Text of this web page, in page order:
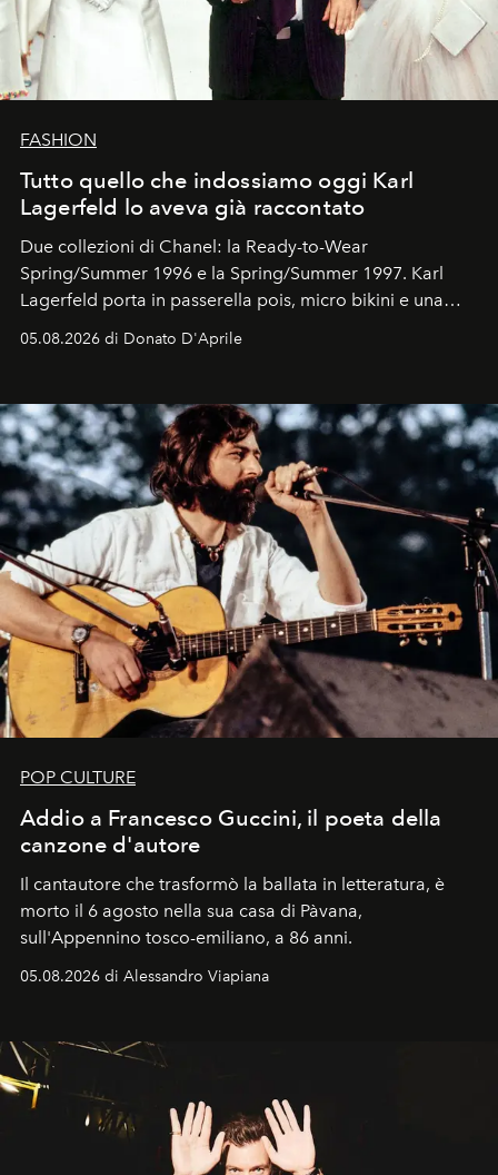
FASHION
Tutto quello che indossiamo oggi Karl
Lagerfeld lo aveva già raccontato
Due collezioni di Chanel: la Ready-to-Wear
Spring/Summer 1996 e la Spring/Summer 1997. Karl
Lagerfeld porta in passerella pois, micro bikini e una
Kate, Claudia e Carla una dietro l'altra. Trent'anni dopo,
uno dei documenti più contemporanei che abbiamo.
05.08.2026 di Donato D'Aprile
POP CULTURE
Addio a Francesco Guccini, il poeta della
canzone d'autore
Il cantautore che trasformò la ballata in letteratura, è
morto il 6 agosto nella sua casa di Pàvana,
sull'Appennino tosco-emiliano, a 86 anni.
05.08.2026 di Alessandro Viapiana